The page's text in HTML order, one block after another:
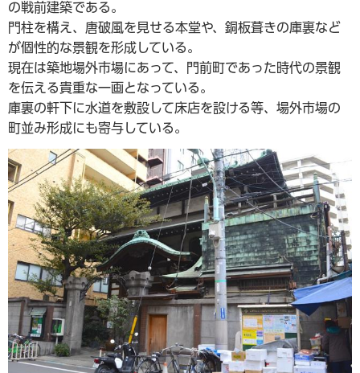
の戦前建築である。
門柱を構え、唐破風を見せる本堂や、銅板葺きの庫裏など
が個性的な景観を形成している。
現在は築地場外市場にあって、門前町であった時代の景観
を伝える貴重な一画となっている。
庫裏の軒下に水道を敷設して床店を設ける等、場外市場の
町並み形成にも寄与している。